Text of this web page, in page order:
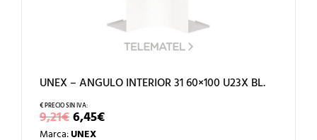
UNEX – ANGULO INTERIOR 31 60×100 U23X BL.
9,21€EL
PRECIO
6,45€EL
PRECIO
Marca:UNEX